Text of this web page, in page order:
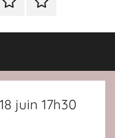
pétition
juin 17h30